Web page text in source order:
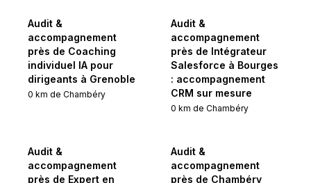
Audit &
accompagnement
près de Coaching
individuel IA pour
dirigeants à Grenoble
0 km de Chambéry
Audit &
accompagnement
près de Intégrateur
Salesforce à Bourges
: accompagnement
CRM sur mesure
0 km de Chambéry
Audit &
accompagnement
près de Expert en
Audit &
accompagnement
près de Chambéry